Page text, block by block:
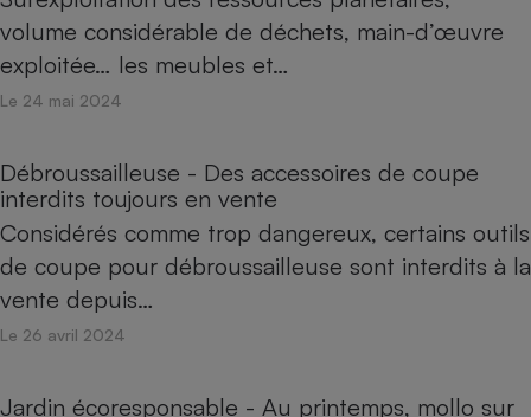
volume considérable de déchets, main-d’œuvre
exploitée… les meubles et…
Le 24 mai 2024
Débroussailleuse - Des accessoires de coupe
interdits toujours en vente
Considérés comme trop dangereux, certains outils
de coupe pour débroussailleuse sont interdits à la
vente depuis…
Le 26 avril 2024
Jardin écoresponsable - Au printemps, mollo sur